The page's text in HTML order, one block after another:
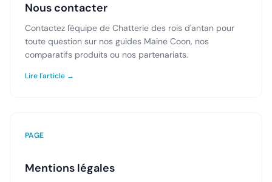
Nous contacter
Contactez l'équipe de Chatterie des rois d'antan pour
toute question sur nos guides Maine Coon, nos
comparatifs produits ou nos partenariats.
Lire l'article →
PAGE
Mentions légales